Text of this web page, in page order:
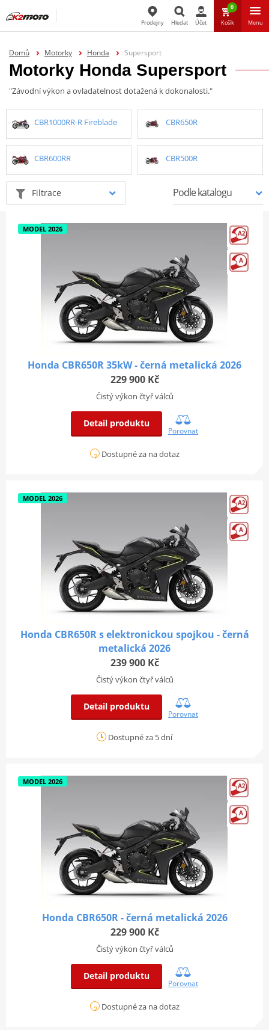
Prodejny Hledat Účet
0
Košík Menu
Domů Motorky Honda Supersport
Motorky Honda Supersport
"Závodní výkon a ovladatelnost dotažená k dokonalosti."
CBR1000RR-R Fireblade CBR650R
CBR600RR CBR500R
Filtrace
MODEL 2026
Honda CBR650R 35kW - černá metalická 2026
229 900 Kč
Čistý výkon čtyř válců
Detail produktu
Porovnat
Dostupné za na dotaz
MODEL 2026
Honda CBR650R s elektronickou spojkou - černá
metalická 2026
239 900 Kč
Čistý výkon čtyř válců
Detail produktu
Porovnat
Dostupné za 5 dní
MODEL 2026
Honda CBR650R - černá metalická 2026
229 900 Kč
Čistý výkon čtyř válců
Detail produktu
Porovnat
Dostupné za na dotaz